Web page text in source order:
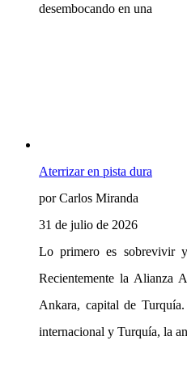
desembocando en una
Aterrizar en pista dura
por Carlos Miranda
31 de julio de 2026
Lo primero es sobrevivir
Recientemente la Alianza
Ankara, capital de
internacional y Turquía, la